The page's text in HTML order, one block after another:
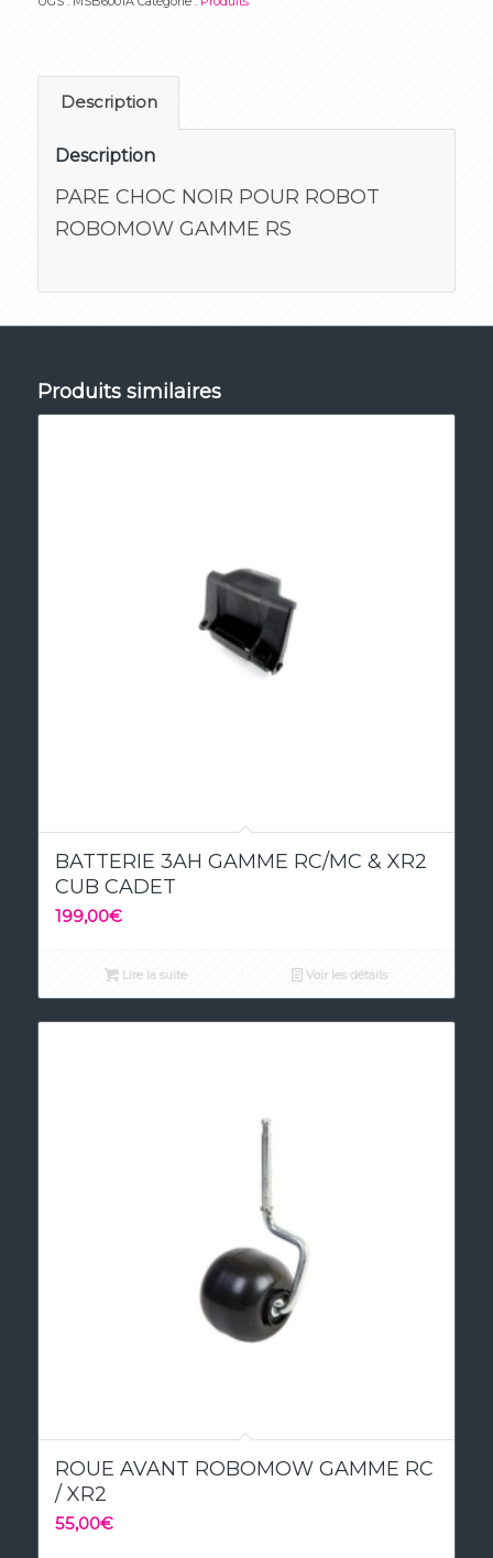
Description
Description
PARE CHOC NOIR POUR ROBOT
ROBOMOW GAMME RS
Produits similaires
5.00
BATTERIE 3AH GAMME RC/MC & XR2
CUB CADET
199,00€
Lire la suite Voir les détails
ROUE AVANT ROBOMOW GAMME RC
/ XR2
55,00€